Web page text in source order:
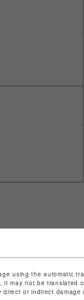
ど法令に基づく表
合わせはこちら
using the automatic
may not be
or indirect